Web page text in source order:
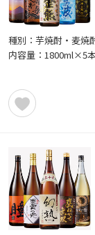
種別：芋焼酎・麦焼
内容量：1800ml×5